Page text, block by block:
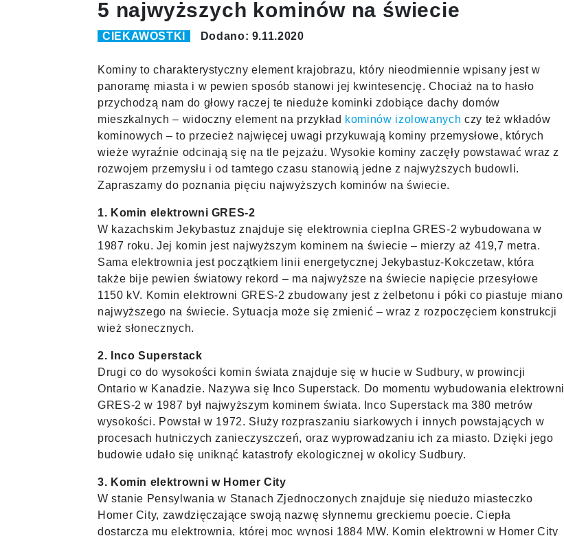
5 najwyższych kominów na świecie
CIEKAWOSTKI Dodano: 9.11.2020
Kominy to charakterystyczny element krajobrazu, który nieodmiennie wpisany jest w
panoramę miasta i w pewien sposób stanowi jej kwintesencję. Chociaż na to hasło
przychodzą nam do głowy raczej te nieduże kominki zdobiące dachy domów
mieszkalnych – widoczny element na przykład kominów izolowanych czy też wkładów
kominowych – to przecież najwięcej uwagi przykuwają kominy przemysłowe, których
wieże wyraźnie odcinają się na tle pejzażu. Wysokie kominy zaczęły powstawać wraz z
rozwojem przemysłu i od tamtego czasu stanowią jedne z najwyższych budowli.
Zapraszamy do poznania pięciu najwyższych kominów na świecie.
1. Komin elektrowni GRES-2
W kazachskim Jekybastuz znajduje się elektrownia cieplna GRES-2 wybudowana w
1987 roku. Jej komin jest najwyższym kominem na świecie – mierzy aż 419,7 metra.
Sama elektrownia jest początkiem linii energetycznej Jekybastuz-Kokczetaw, która
także bije pewien światowy rekord – ma najwyższe na świecie napięcie przesyłowe
1150 kV. Komin elektrowni GRES-2 zbudowany jest z żelbetonu i póki co piastuje miano
najwyższego na świecie. Sytuacja może się zmienić – wraz z rozpoczęciem konstrukcji
wież słonecznych.
2. Inco Superstack
Drugi co do wysokości komin świata znajduje się w hucie w Sudbury, w prowincji
Ontario w Kanadzie. Nazywa się Inco Superstack. Do momentu wybudowania elektrowni
GRES-2 w 1987 był najwyższym kominem świata. Inco Superstack ma 380 metrów
wysokości. Powstał w 1972. Służy rozpraszaniu siarkowych i innych powstających w
procesach hutniczych zanieczyszczeń, oraz wyprowadzaniu ich za miasto. Dzięki jego
budowie udało się uniknąć katastrofy ekologicznej w okolicy Sudbury.
3. Komin elektrowni w Homer City
W stanie Pensylwania w Stanach Zjednoczonych znajduje się niedużo miasteczko
Homer City, zawdzięczające swoją nazwę słynnemu greckiemu poecie. Ciepła
dostarcza mu elektrownia, której moc wynosi 1884 MW. Komin elektrowni w Homer City